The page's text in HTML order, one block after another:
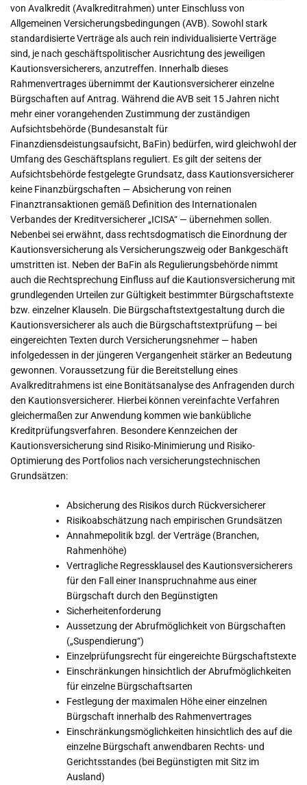
von Avalkredit (Avalkreditrahmen) unter Einschluss von
Allgemeinen Versicherungsbedingungen (AVB). Sowohl stark
standardisierte Verträge als auch rein individualisierte Verträge
sind, je nach geschäftspolitischer Ausrichtung des jeweiligen
Kautionsversicherers, anzutreffen. Innerhalb dieses
Rahmenvertrages übernimmt der Kautionsversicherer einzelne
Bürgschaften auf Antrag. Während die AVB seit 15 Jahren nicht
mehr einer vorangehenden Zustimmung der zuständigen
Aufsichtsbehörde (Bundesanstalt für
Finanzdiensdeistungsaufsicht, BaFin) bedürfen, wird gleichwohl der
Umfang des Geschäftsplans reguliert. Es gilt der seitens der
Aufsichtsbehörde festgelegte Grundsatz, dass Kautionsversicherer
keine Finanzbürgschaften — Absicherung von reinen
Finanztransaktionen gemäß Definition des Internationalen
Verbandes der Kreditversicherer „ICISA“ — übernehmen sollen.
Nebenbei sei erwähnt, dass rechtsdogmatisch die Einordnung der
Kautionsversicherung als Versicherungszweig oder Bankgeschäft
umstritten ist. Neben der BaFin als Regulierungsbehörde nimmt
auch die Rechtsprechung Einfluss auf die Kautionsversicherung mit
grundlegenden Urteilen zur Gültigkeit bestimmter Bürgschaftstexte
bzw. einzelner Klauseln. Die Bürgschaftstextgestaltung durch die
Kautionsversicherer als auch die Bürgschaftstextprüfung — bei
eingereichten Texten durch Versicherungsnehmer — haben
infolgedessen in der jüngeren Vergangenheit stärker an Bedeutung
gewonnen. Voraussetzung für die Bereitstellung eines
Avalkreditrahmens ist eine Bonitätsanalyse des Anfragenden durch
den Kautionsversicherer. Hierbei können vereinfachte Verfahren
gleichermaßen zur Anwendung kommen wie bankübliche
Kreditprüfungsverfahren. Besondere Kennzeichen der
Kautionsversicherung sind Risiko-Minimierung und Risiko-
Optimierung des Portfolios nach versicherungstechnischen
Grundsätzen:
Absicherung des Risikos durch Rückversicherer
Risikoabschätzung nach empirischen Grundsätzen
Annahmepolitik bzgl. der Verträge (Branchen,
Rahmenhöhe)
Vertragliche Regressklausel des Kautionsversicherers
für den Fall einer Inanspruchnahme aus einer
Bürgschaft durch den Begünstigten
Sicherheitenforderung
Aussetzung der Abrufmöglichkeit von Bürgschaften
(„Suspendierung“)
Einzelprüfungsrecht für eingereichte Bürgschaftstexte
Einschränkungen hinsichtlich der Abrufmöglichkeiten
für einzelne Bürgschaftsarten
Festlegung der maximalen Höhe einer einzelnen
Bürgschaft innerhalb des Rahmenvertrages
Einschränkungsmöglichkeiten hinsichtlich des auf die
einzelne Bürgschaft anwendbaren Rechts- und
Gerichtsstandes (bei Begünstigten mit Sitz im
Ausland)